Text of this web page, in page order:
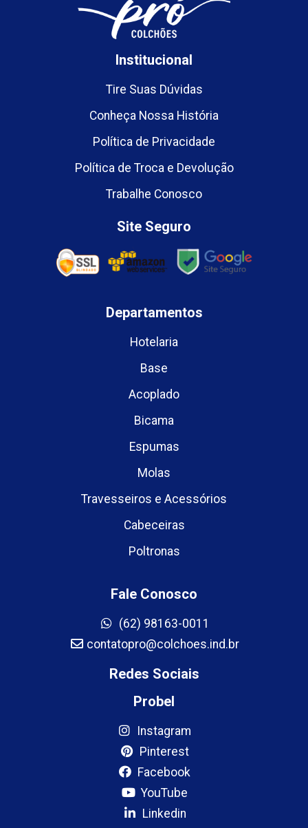
Institucional
Tire Suas Dúvidas
Conheça Nossa História
Política de Privacidade
Política de Troca e Devolução
Trabalhe Conosco
Site Seguro
Departamentos
Hotelaria
Base
Acoplado
Bicama
Espumas
Molas
Travesseiros e Acessórios
Cabeceiras
Poltronas
Fale Conosco
(62) 98163-0011
contatopro@colchoes.ind.br
Redes Sociais
Probel
Instagram
Pinterest
Facebook
YouTube
Linkedin